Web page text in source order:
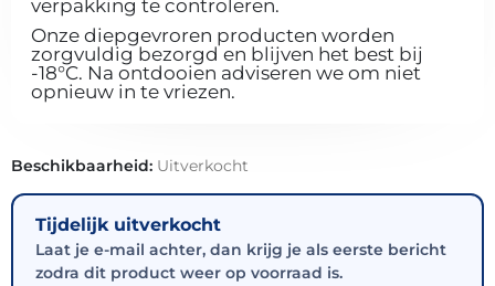
verpakking te controleren.
Onze diepgevroren producten worden
zorgvuldig bezorgd en blijven het best bij
-18°C. Na ontdooien adviseren we om niet
opnieuw in te vriezen.
Beschikbaarheid: Uitverkocht
Tijdelijk uitverkocht
Laat je e-mail achter, dan krijg je als eerste bericht
zodra dit product weer op voorraad is.